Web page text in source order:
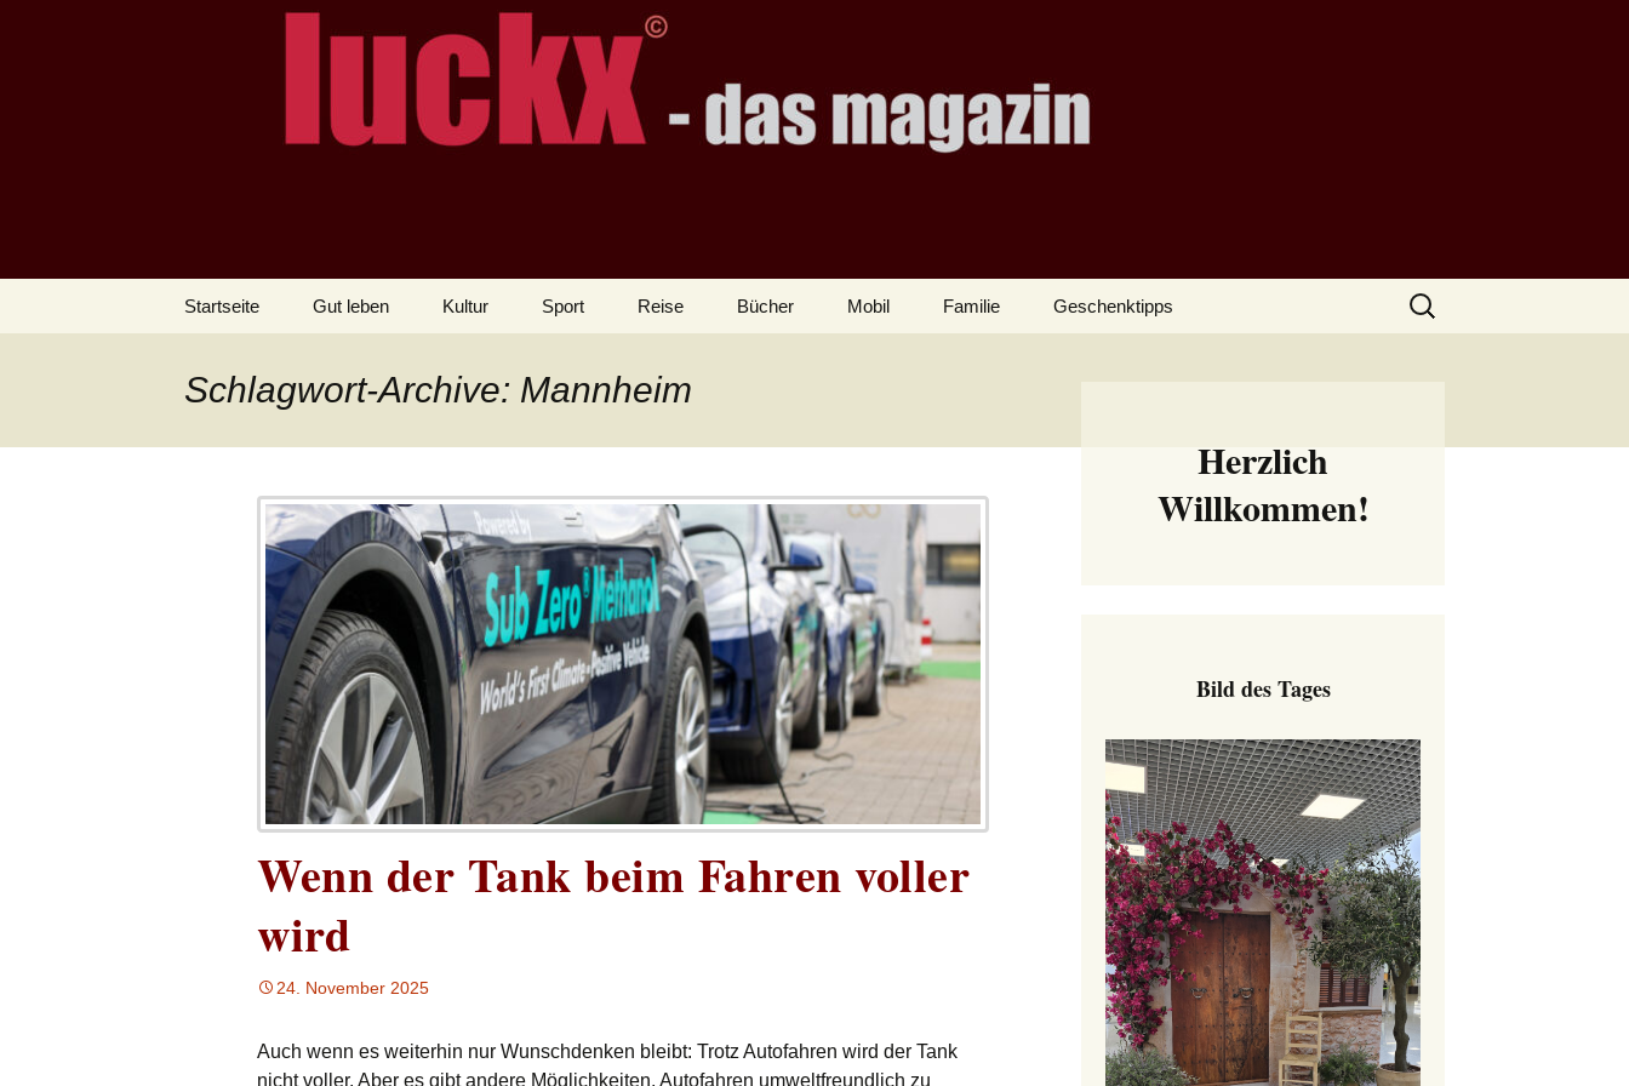
LUCKX
– das Magazin
Startseite Gut leben Kultur Sport Reise Bücher Mobil Familie Geschenktipps
Suchen
nach:
Schlagwort-Archive: Mannheim
Wenn der Tank beim Fahren voller
wird
24. November 2025
Auch wenn es weiterhin nur Wunschdenken bleibt: Trotz Autofahren wird der Tank
nicht voller. Aber es gibt andere Möglichkeiten, Autofahren umweltfreundlich zu
Herzlich
Willkommen!
Bild des Tages